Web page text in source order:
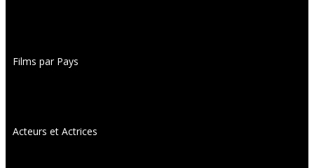
Films par Pays
Acteurs et Actrices